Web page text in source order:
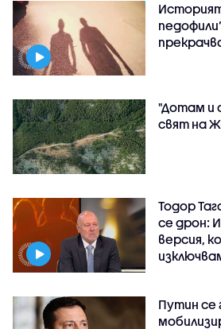
"Дотам и
свят на
Тодор
се дрон:
версия,
Путин се